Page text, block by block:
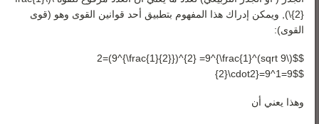
{2}\), ويمكن إدراك هذا المفهوم بتطبيق أحد قوانين القوى وهو (قوى
القوى):
$$(\sqrt 9)^2=(9^{\frac{1}{2}})^{2} =9^{\frac{1}
{2}\cdot2}=9^1=9$$
وهذا يعني أن